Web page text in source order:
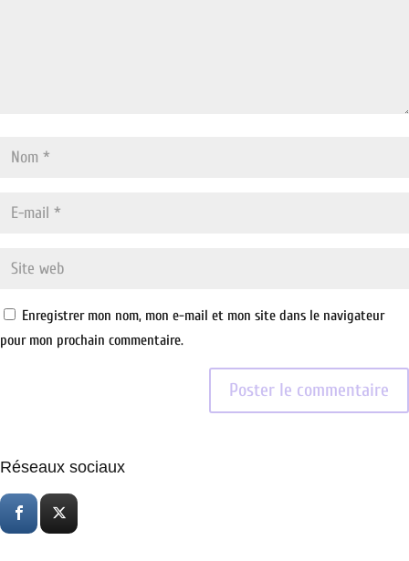
Enregistrer mon nom, mon e-mail et mon site dans le navigateur
pour mon prochain commentaire.
Réseaux sociaux